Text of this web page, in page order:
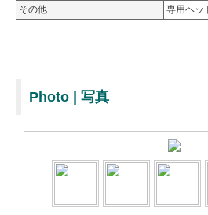
その他
専用ヘッ
Photo | 写真